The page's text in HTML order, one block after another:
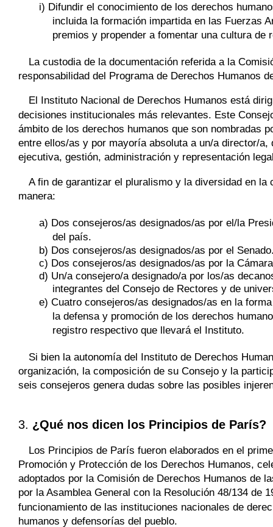
i) Difundir el conocimiento de los derechos
incluida la formación impartida en las Fuerzas
premios y propender a fomentar una cultura
La custodia de la documentación referida a la
responsabilidad del Programa de Derechos Humanos
El Instituto Nacional de Derechos Humanos está
decisiones institucionales más relevantes. Este
ámbito de los derechos humanos que son nombradas
entre ellos/as y por mayoría absoluta a un/a director/
ejecutiva, gestión, administración y representación
A fin de garantizar el pluralismo y la diversidad en
manera:
a) Dos consejeros/as designados/as por el/la
del país.
b) Dos consejeros/as designados/as por el
c) Dos consejeros/as designados/as por la
d) Un/a consejero/a designado/a por los/as
integrantes del Consejo de Rectores y de
e) Cuatro consejeros/as designados/as en la
la defensa y promoción de los derechos
registro respectivo que llevará el Instituto.
Si bien la autonomía del Instituto de Derechos
organización, la composición de su Consejo y la
seis consejeros genera dudas sobre las posibles
3. ¿Qué nos dicen los Principios de París?
Los Principios de París fueron elaborados en el
Promoción y Protección de los Derechos Humanos,
adoptados por la Comisión de Derechos Humanos de
por la Asamblea General con la Resolución 48/134 de
funcionamiento de las instituciones nacionales de
humanos y defensorías del pueblo.